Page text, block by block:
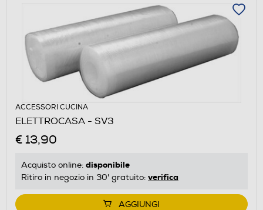
ACCESSORI CUCINA
ELETTROCASA - SV3
€ 13,90
Acquisto online: disponibile
Ritiro in negozio in 30' gratuito: verifica
AGGIUNGI